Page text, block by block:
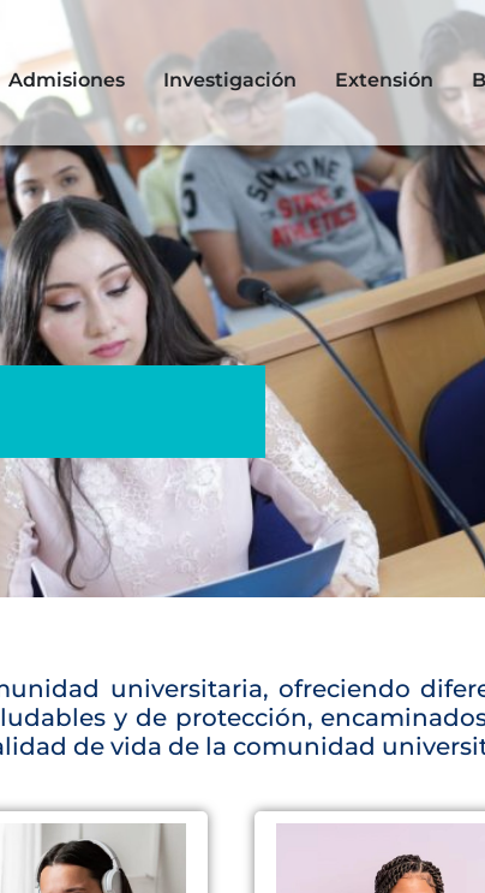
Admisiones Investigación Extensión
universitaria, ofreciendo
y de protección,
de vida de la comunidad